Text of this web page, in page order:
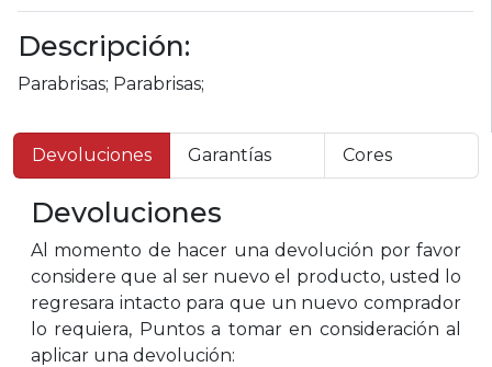
Descripción:
Parabrisas; Parabrisas;
Devoluciones Garantías Cores
Devoluciones
Al momento de hacer una devolución por favor
considere que al ser nuevo el producto, usted lo
regresara intacto para que un nuevo comprador
lo requiera, Puntos a tomar en consideración al
aplicar una devolución: